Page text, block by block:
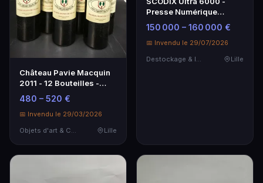
Château Pavie Macquin
2011 - 12 Bouteilles -
Grand Cru Classé Saint-
Émilion
480 – 520 €
📅 Invendu le 29/03/2026
Lille
Presse Numérique
d'Impression avec DIE
Co-ordinateur
150 000 – 160 000 €
📅 Invendu le 29/07/2026
Lille